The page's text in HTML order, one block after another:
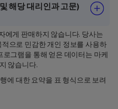
해당 대리인과 고문)
에게 판매하지 않습니다. 당사는
으로 민감한 개인 정보를 사용하
그램을 통해 얻은 데이터는 마케
않습니다.
에 대한 요약을 표 형식으로 보려